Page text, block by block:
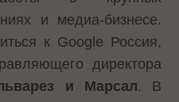
и медиа-бизнесе.
к Google Россия,
директора
и Марсал. В